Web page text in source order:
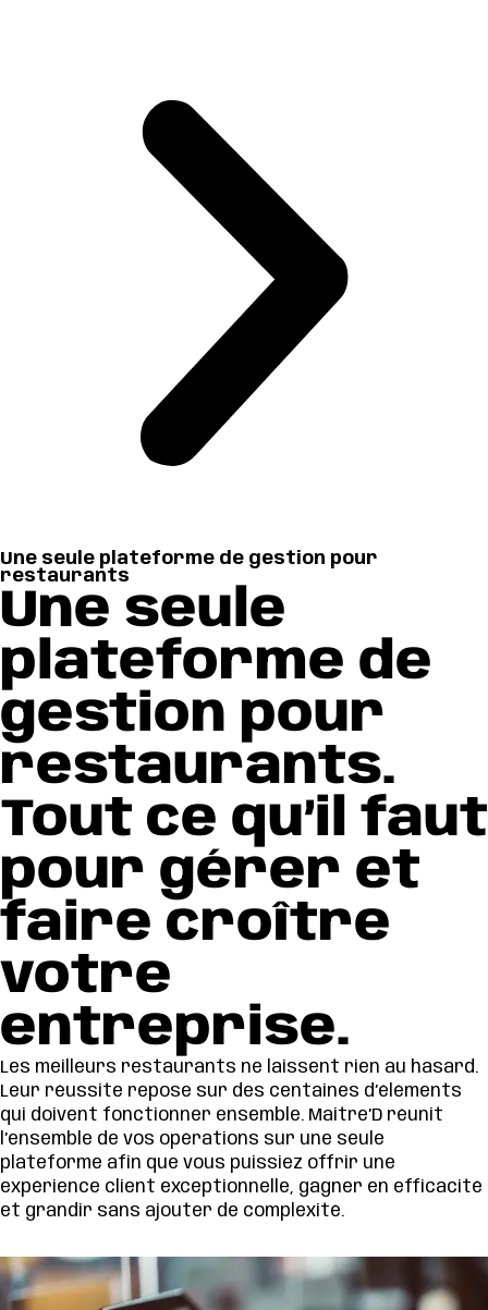
Une seule plateforme de gestion pour
restaurants
Une seule
plateforme de
gestion pour
restaurants.
Tout ce qu’il faut
pour gérer et
faire croître
votre
entreprise.
Les meilleurs restaurants ne laissent rien au hasard.
Leur réussite repose sur des centaines d’éléments
qui doivent fonctionner ensemble. Maitre’D réunit
l’ensemble de vos opérations sur une seule
plateforme afin que vous puissiez offrir une
expérience client exceptionnelle, gagner en efficacité
et grandir sans ajouter de complexité.